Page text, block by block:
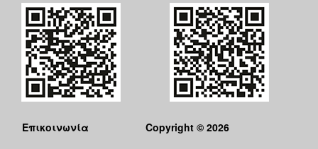
Επικοινωνία
Copyright © 2026